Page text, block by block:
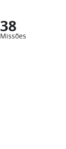
38
Missões